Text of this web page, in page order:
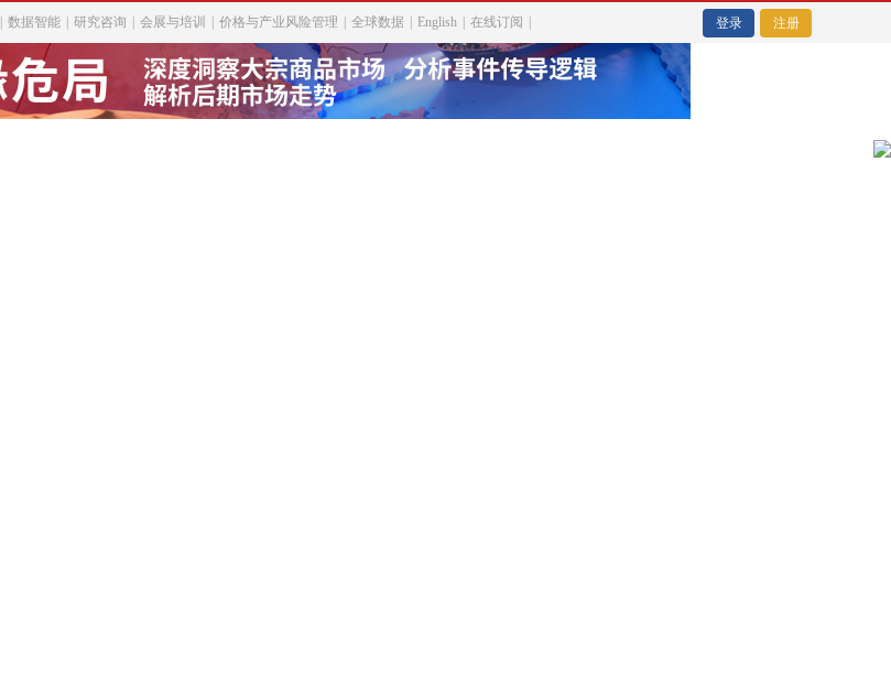
数据智能 研究咨询 会展与培训 价格与产业风险管理 全球数据 English 在线订阅 登录 注册